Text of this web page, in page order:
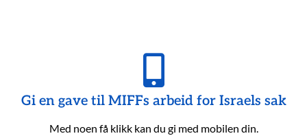
Gi en gave til MIFFs arbeid for Israels sak
Med noen få klikk kan du gi med mobilen din.